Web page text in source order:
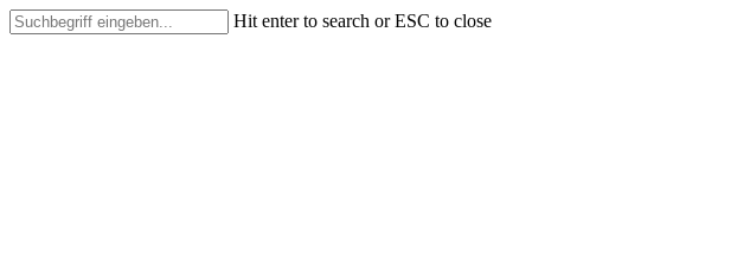
Skip
to
Hit enter to search or ESC to close